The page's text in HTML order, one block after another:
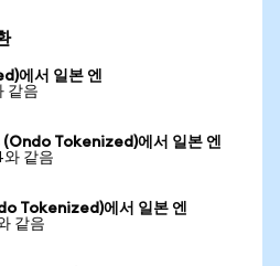
에서 일본 엔
같음
Tokenized)에서 일본 엔
같음
Tokenized)에서 일본 엔
같음